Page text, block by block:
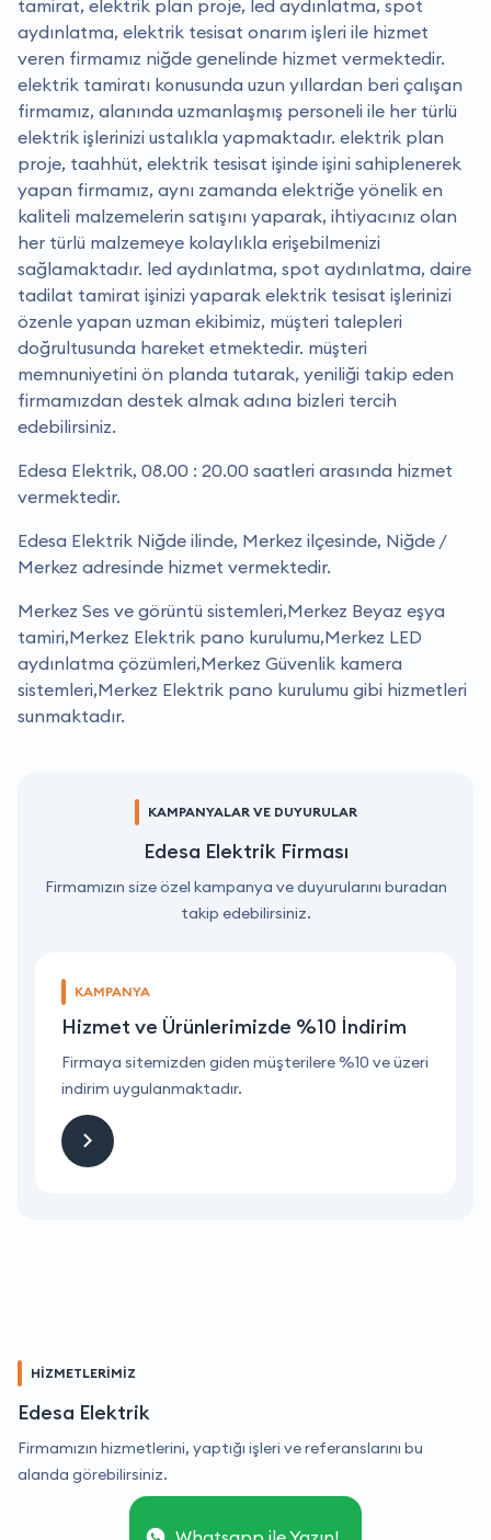
tamirat, elektrik plan proje, led aydınlatma, spot
aydınlatma, elektrik tesisat onarım işleri ile hizmet
veren firmamız niğde genelinde hizmet vermektedir.
elektrik tamiratı konusunda uzun yıllardan beri çalışan
firmamız, alanında uzmanlaşmış personeli ile her türlü
elektrik işlerinizi ustalıkla yapmaktadır. elektrik plan
proje, taahhüt, elektrik tesisat işinde işini sahiplenerek
yapan firmamız, aynı zamanda elektriğe yönelik en
kaliteli malzemelerin satışını yaparak, ihtiyacınız olan
her türlü malzemeye kolaylıkla erişebilmenizi
sağlamaktadır. led aydınlatma, spot aydınlatma, daire
tadilat tamirat işinizi yaparak elektrik tesisat işlerinizi
özenle yapan uzman ekibimiz, müşteri talepleri
doğrultusunda hareket etmektedir. müşteri
memnuniyetini ön planda tutarak, yeniliği takip eden
firmamızdan destek almak adına bizleri tercih
edebilirsiniz.
Edesa Elektrik, 08.00 : 20.00 saatleri arasında hizmet
vermektedir.
Edesa Elektrik Niğde ilinde, Merkez ilçesinde, Niğde /
Merkez adresinde hizmet vermektedir.
Merkez Ses ve görüntü sistemleri,Merkez Beyaz eşya
tamiri,Merkez Elektrik pano kurulumu,Merkez LED
aydınlatma çözümleri,Merkez Güvenlik kamera
sistemleri,Merkez Elektrik pano kurulumu gibi hizmetleri
sunmaktadır.
KAMPANYALAR VE DUYURULAR
Edesa Elektrik Firması
Firmamızın size özel kampanya ve duyurularını buradan
takip edebilirsiniz.
KAMPANYA
Hizmet ve Ürünlerimizde %10 İndirim
Firmaya sitemizden giden müşterilere %10 ve üzeri
indirim uygulanmaktadır.
HİZMETLERİMİZ
Edesa Elektrik
Firmamızın hizmetlerini, yaptığı işleri ve referanslarını bu
alanda görebilirsiniz.